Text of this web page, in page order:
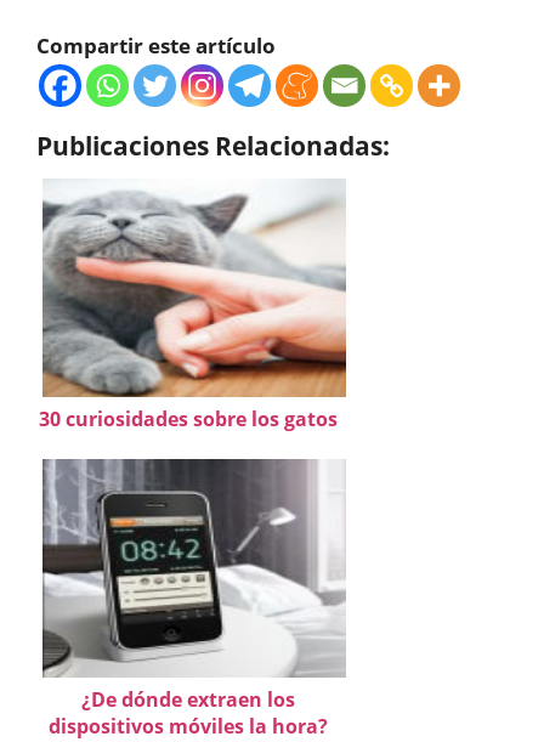
Compartir este artículo
Publicaciones Relacionadas:
30 curiosidades sobre los gatos
¿De dónde extraen los
dispositivos móviles la hora?